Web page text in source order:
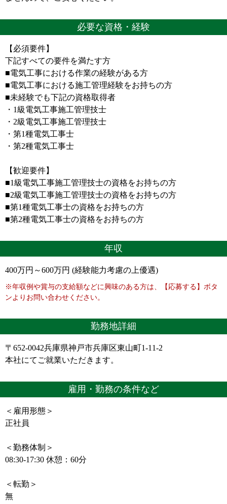
必要な資格・経験
【必須要件】
下記すべての要件を満たす方
■電気工事における作業の経験がある方
■電気工事における施工管理経験をお持ちの方
■未経験でも下記の資格取得者
・1級電気工事施工管理技士
・2級電気工事施工管理技士
・第1種電気工事士
・第2種電気工事士
【歓迎要件】
■1級電気工事施工管理技士の資格をお持ちの方
■2級電気工事施工管理技士の資格をお持ちの方
■第1種電気工事士の資格をお持ちの方
■第2種電気工事士の資格をお持ちの方
年収
400万円～600万円 (経験能力考慮の上優遇)
※年収例や賞与の支給額などに興味のある方は、【応募する】ボタ
ンよりお問い合わせください。
勤務地詳細
〒652-0042兵庫県神戸市兵庫区東山町1-11-2
本社にてご就業いただきます。
雇用・勤務の条件など
＜雇用形態＞
正社員
＜勤務体制＞
08:30-17:30 休憩：60分
＜転勤＞
無